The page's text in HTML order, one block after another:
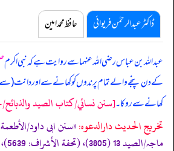
ڈاکٹر عبدالرحمٰن فریوائی حافظ محمد امین
عبداللہ بن عباس رضی اللہ عنہما سے روایت ہے کہنبی اکرم
کے دن پنجے والے تمام پرندوں کو کھانے سے اور دانت
کھانے سے روکا۔[سنن نسائي/كتاب الصيد والذبائح/
تخریج الحدیث دارالدعوہ: